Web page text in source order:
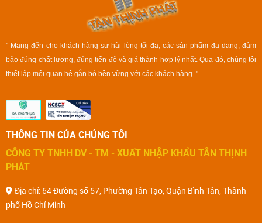
" Mang đến cho khách hàng sự hài lòng tối đa, các sản phẩm đa dạng, đảm
bảo đúng chất lượng, đúng tiến độ và giá thành hợp lý nhất. Qua đó, chúng tôi
thiết lập mối quan hệ gắn bó bền vững với các khách hàng.."
THÔNG TIN CỦA CHÚNG TÔI
CÔNG TY TNHH DV - TM - XUẤT NHẬP KHẨU TÂN THỊNH
PHÁT
Địa chỉ: 64 Đường số 57, Phường Tân Tạo, Quận Bình Tân, Thành
phố Hồ Chí Minh